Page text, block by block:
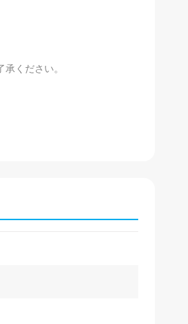
ください。